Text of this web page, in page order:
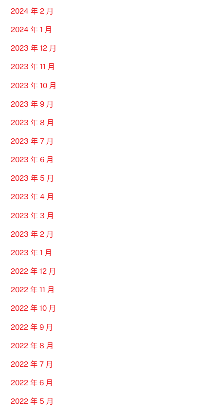
2024 年 2 月
2024 年 1 月
2023 年 12 月
2023 年 11 月
2023 年 10 月
2023 年 9 月
2023 年 8 月
2023 年 7 月
2023 年 6 月
2023 年 5 月
2023 年 4 月
2023 年 3 月
2023 年 2 月
2023 年 1 月
2022 年 12 月
2022 年 11 月
2022 年 10 月
2022 年 9 月
2022 年 8 月
2022 年 7 月
2022 年 6 月
2022 年 5 月